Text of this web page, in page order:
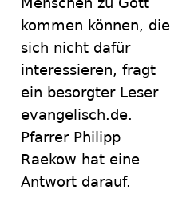
kommen können, die
sich nicht dafür
interessieren, fragt
ein besorgter Leser
evangelisch.de.
Pfarrer Philipp
Raekow hat eine
Antwort darauf.